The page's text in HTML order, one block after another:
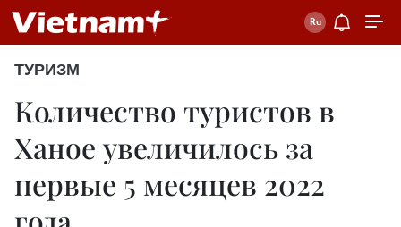
ТУРИЗМ
Количество туристов в
Ханое увеличилось за
первые 5 месяцев 2022